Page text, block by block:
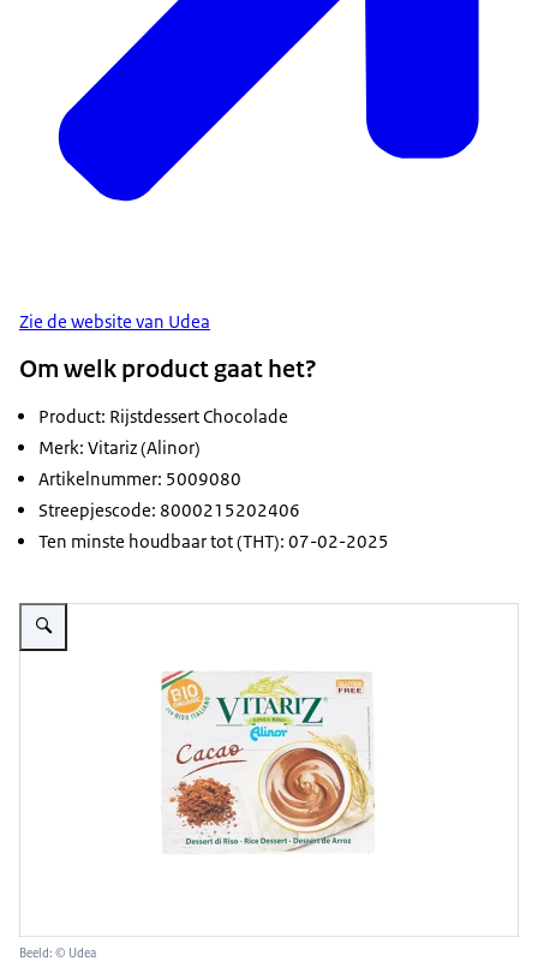
Zie de website van Udea
Om welk product gaat het?
Product: Rijstdessert Chocolade
Merk: Vitariz (Alinor)
Artikelnummer: 5009080
Streepjescode: 8000215202406
Ten minste houdbaar tot (THT): 07-02-2025
Vergroot afbeelding Verpakking rijstdessert chocolade van Vitariz (Alinor)
Beeld: © Udea